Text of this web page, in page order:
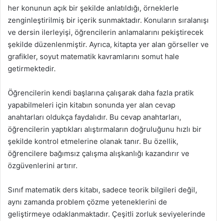
her konunun açık bir şekilde anlatıldığı, örneklerle
zenginleştirilmiş bir içerik sunmaktadır. Konuların sıralanışı
ve dersin ilerleyişi, öğrencilerin anlamalarını pekiştirecek
şekilde düzenlenmiştir. Ayrıca, kitapta yer alan görseller ve
grafikler, soyut matematik kavramlarını somut hale
getirmektedir.
Öğrencilerin kendi başlarına çalışarak daha fazla pratik
yapabilmeleri için kitabın sonunda yer alan cevap
anahtarları oldukça faydalıdır. Bu cevap anahtarları,
öğrencilerin yaptıkları alıştırmaların doğruluğunu hızlı bir
şekilde kontrol etmelerine olanak tanır. Bu özellik,
öğrencilere bağımsız çalışma alışkanlığı kazandırır ve
özgüvenlerini artırır.
Sınıf matematik ders kitabı, sadece teorik bilgileri değil,
aynı zamanda problem çözme yeteneklerini de
geliştirmeye odaklanmaktadır. Çeşitli zorluk seviyelerinde